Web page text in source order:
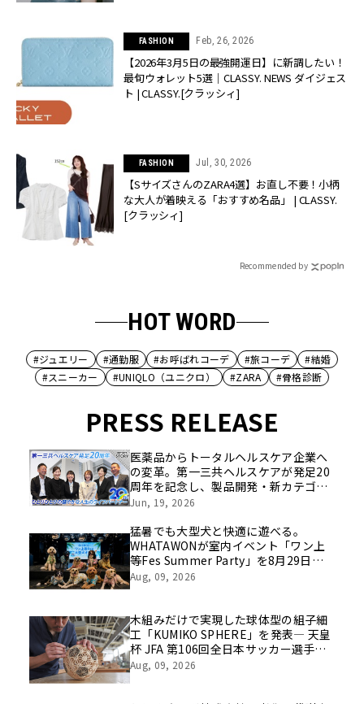
FASHION Feb, 26, 2026
【2026年3月5日の最強開運日】に新調したい！
最旬ウォレット5選｜CLASSY. NEWS ダイジェス
ト | CLASSY.[クラッシィ]
FASHION Jul, 30, 2026
【SサイズさんのZARA4選】お直し不要！小柄
な大人が着映える「おすすめ名品」 | CLASSY.
[クラッシィ]
Recommended by
HOT WORD
#ジュエリー #通勤服 #お呼ばれコーデ #旅コーデ
#結婚
#スニーカー
#UNIQLO（ユニクロ） #ZARA #骨格診断
PRESS RELEASE
医薬品からトータルヘルスケア企業へ
の変革。第一三共ヘルスケアが発足20
周年を記念し、製品開発・新カテゴリ
挑戦の舞台や旧社統合時のエピソード
像を公開！
Jun, 19, 2026
猛暑でも大型犬と快適に遊べる。
WHATAWONが室内イベント「ワン上
等Fes Summer Party」を8月29日開
催
Aug, 09, 2026
木組みだけで実現した球体型の組子細
工「KUMIKO SPHERE」を発表― 天皇
杯 JFA 第106回全日本サッカー選手権
大会の公式ビジュアルにも採用 ―
Aug, 09, 2026